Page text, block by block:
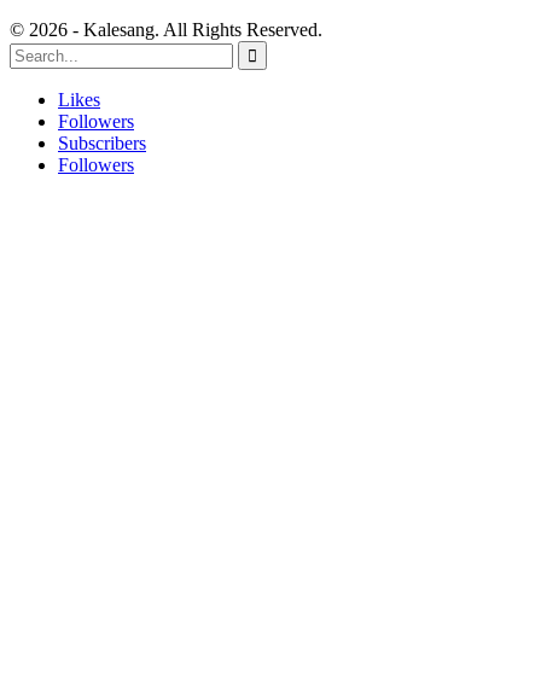
© 2026 - Kalesang. All Rights Reserved.
Likes
Followers
Subscribers
Followers